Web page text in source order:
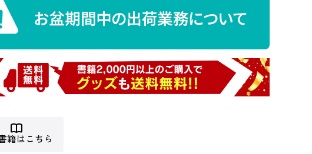
籍はこちら